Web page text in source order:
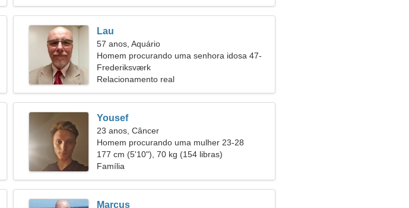
Lau
57 anos, Aquário
Homem procurando uma senhora idosa 47-
53
Frederiksværk
Relacionamento real
Yousef
23 anos, Câncer
Homem procurando uma mulher 23-28
177 cm (5'10"), 70 kg (154 libras)
Família
Marcus